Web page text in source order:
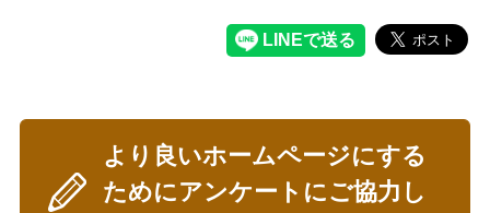
より良いホームページにする
ためにアンケートにご協力し